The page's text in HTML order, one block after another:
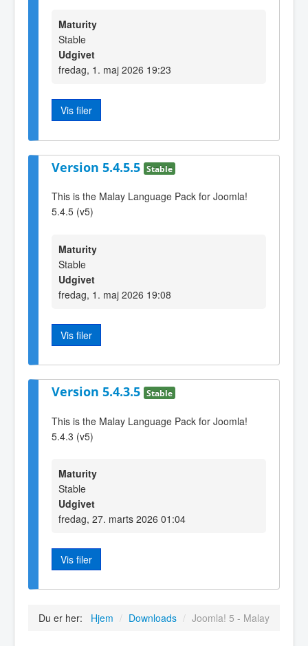
Maturity
Stable
Udgivet
fredag, 1. maj 2026 19:23
Vis filer
Version 5.4.5.5 Stable
This is the Malay Language Pack for Joomla!
5.4.5 (v5)
Maturity
Stable
Udgivet
fredag, 1. maj 2026 19:08
Vis filer
Version 5.4.3.5 Stable
This is the Malay Language Pack for Joomla!
5.4.3 (v5)
Maturity
Stable
Udgivet
fredag, 27. marts 2026 01:04
Vis filer
Du er her: Hjem / Downloads / Joomla! 5 - Malay